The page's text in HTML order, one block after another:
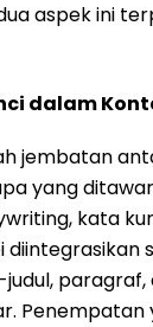
aspek ini
dalam
jembatan
yang
kata
diintegrasikan
judul,